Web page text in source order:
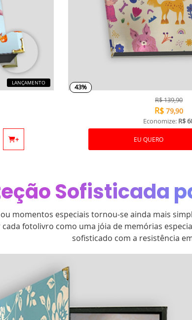
LANÇAMENTO
+
43%
R$139,90
R$ 79,90
Economize: R$
EU QUERO
Sofisticada
momentos especiais tornou-se ainda mais
fotolivro como uma jóia de memórias
sofisticado com a resistência